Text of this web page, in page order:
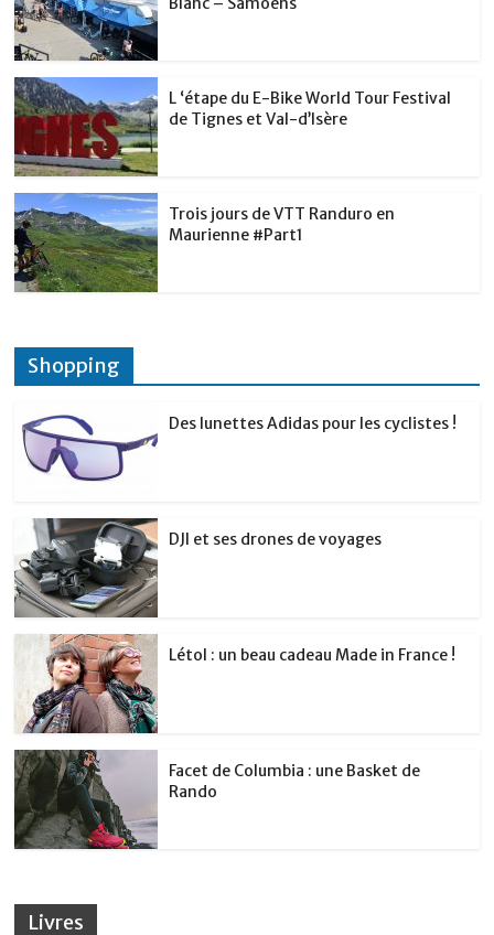
L ‘étape du E-Bike World Tour Festival
de Tignes et Val-d’Isère
Trois jours de VTT Randuro en
Maurienne #Part1
Shopping
Des lunettes Adidas pour les cyclistes !
DJI et ses drones de voyages
Létol : un beau cadeau Made in France !
Facet de Columbia : une Basket de
Rando
Livres